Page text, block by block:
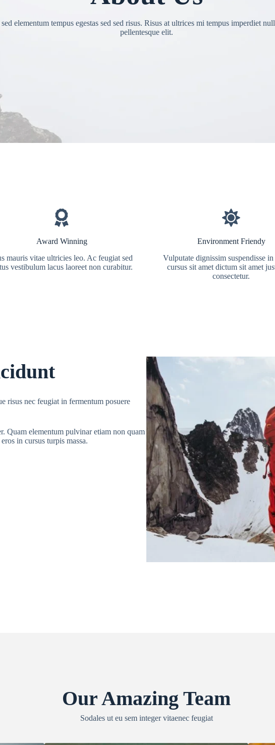
elementum tempus egestas sed sed risus. Risus at ultrices mi tempus imperdiet
pellentesque elit.
Award Winning
mauris vitae ultricies leo. Ac feugiat sed
vestibulum lacus laoreet non curabitur.
Environment Friendy
Vulputate dignissim suspendisse in
cursus sit amet dictum sit amet
consectetur.
risus nec feugiat in fermentum posuere
Quam elementum pulvinar etiam non quam
in cursus turpis massa.
Our Amazing Team
Sodales ut eu sem integer vitaenec feugiat